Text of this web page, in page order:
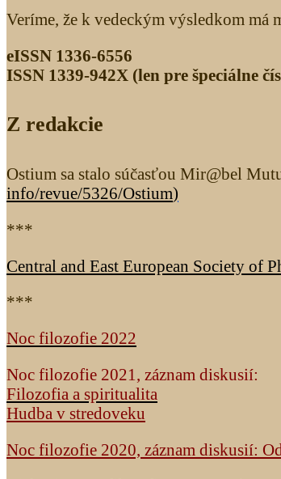
Veríme, že k vedeckým výsledkom má
eISSN 1336-6556
ISSN 1339­-942X (len pre špeciálne
Z redakcie
Ostium sa stalo súčasťou Mir@bel
info/revue/5326/Ostium)
***
Central and East European Society of
***
Noc filozofie 2022
Noc filozofie 2021, záznam diskusií:
Filozofia a spiritualita
Hudba v stredoveku
Noc filozofie 2020, záznam diskusií: